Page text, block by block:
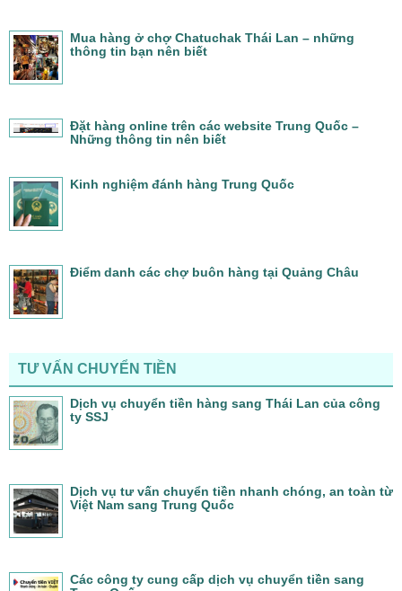
Mua hàng ở chợ Chatuchak Thái Lan – những
thông tin bạn nên biết
Đặt hàng online trên các website Trung Quốc –
Những thông tin nên biết
Kinh nghiệm đánh hàng Trung Quốc
Điểm danh các chợ buôn hàng tại Quảng Châu
TƯ VẤN CHUYỂN TIỀN
Dịch vụ chuyển tiền hàng sang Thái Lan của công
ty SSJ
Dịch vụ tư vấn chuyển tiền nhanh chóng, an toàn từ
Việt Nam sang Trung Quốc
Các công ty cung cấp dịch vụ chuyển tiền sang